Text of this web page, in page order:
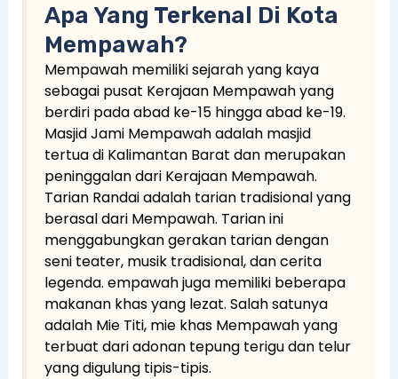
Apa Yang Terkenal Di Kota
Mempawah?
Mempawah memiliki sejarah yang kaya
sebagai pusat Kerajaan Mempawah yang
berdiri pada abad ke-15 hingga abad ke-19.
Masjid Jami Mempawah adalah masjid
tertua di Kalimantan Barat dan merupakan
peninggalan dari Kerajaan Mempawah.
Tarian Randai adalah tarian tradisional yang
berasal dari Mempawah. Tarian ini
menggabungkan gerakan tarian dengan
seni teater, musik tradisional, dan cerita
legenda. empawah juga memiliki beberapa
makanan khas yang lezat. Salah satunya
adalah Mie Titi, mie khas Mempawah yang
terbuat dari adonan tepung terigu dan telur
yang digulung tipis-tipis.